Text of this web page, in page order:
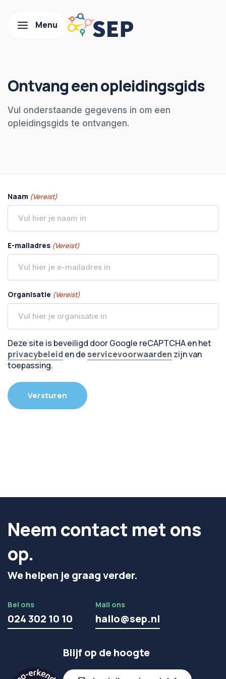
Ontvang een opleidingsgids
Vul onderstaande gegevens in om een
opleidingsgids te ontvangen.
Naam (Vereist)
E-mailadres (Vereist)
Organisatie (Vereist)
Deze site is beveiligd door Google reCAPTCHA en het
privacybeleiden de servicevoorwaarden zijn van
toepassing.
Neem contact met ons
op.
We helpen je graag verder.
Bel ons
024 302 10 10
Mail ons
hallo@sep.nl
Blijf op de hoogte